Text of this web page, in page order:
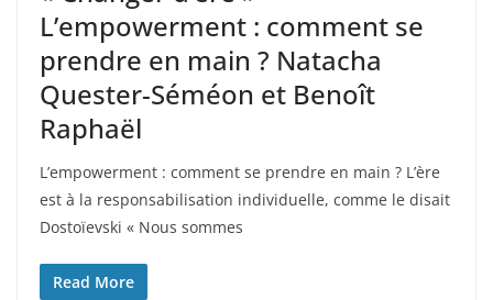
L’empowerment : comment se
prendre en main ? Natacha
Quester-Séméon et Benoît
Raphaël
L’empowerment : comment se prendre en main ? L’ère
est à la responsabilisation individuelle, comme le disait
Dostoïevski « Nous sommes
Read More